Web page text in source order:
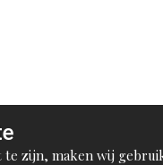
te zijn, maken wij